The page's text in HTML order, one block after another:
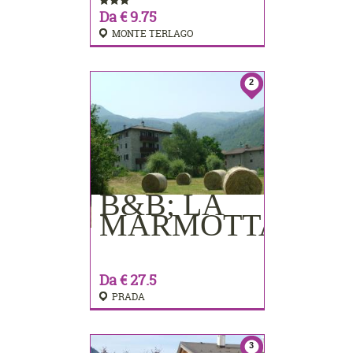
Da € 9.75
MONTE TERLAGO
2
B&B; LA
MARMOTTA
Da € 27.5
PRADA
PRENOTA
3